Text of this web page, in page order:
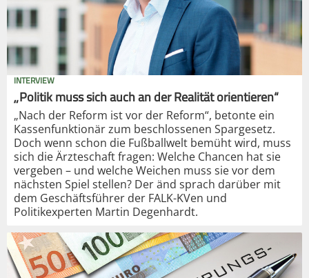
INTERVIEW
„Politik muss sich auch an der Realität orientieren“
„Nach der Reform ist vor der Reform“, betonte ein
Kassenfunktionär zum beschlossenen Spargesetz.
Doch wenn schon die Fußballwelt bemüht wird, muss
sich die Ärzteschaft fragen: Welche Chancen hat sie
vergeben – und welche Weichen muss sie vor dem
nächsten Spiel stellen? Der änd sprach darüber mit
dem Geschäftsführer der FALK-KVen und
Politikexperten Martin Degenhardt.